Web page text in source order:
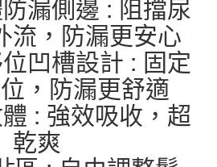
漏側邊 : 阻擋尿
流，防漏更安心
凹槽設計 : 固定
，防漏更舒適
: 強效吸收，超
乾爽